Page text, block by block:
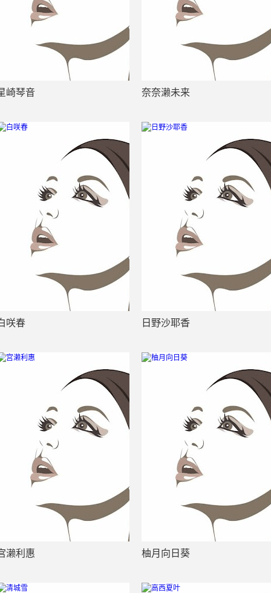
崎琴音 奈奈濑未来
咲春 日野沙耶香
濑利惠 柚月向日葵